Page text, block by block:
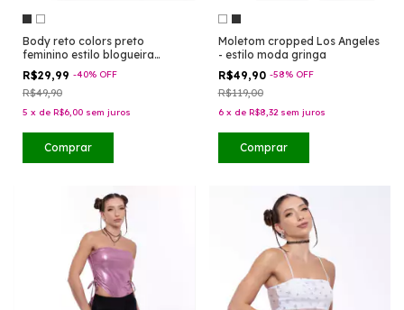
Body reto colors preto
feminino estilo blogueira
tumblr
R$29,99 -40% OFF
R$49,90
5 x de R$6,00 sem juros
Comprar
Moletom cropped Los Angeles
- estilo moda gringa
R$49,90 -58% OFF
R$119,00
6 x de R$8,32 sem juros
Comprar